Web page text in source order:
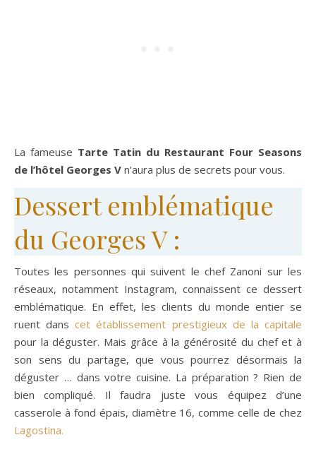
La fameuse Tarte Tatin du Restaurant Four Seasons
de l’hôtel Georges V n’aura plus de secrets pour vous.
Dessert emblématique
du Georges V :
Toutes les personnes qui suivent le chef Zanoni sur les
réseaux, notamment Instagram, connaissent ce dessert
emblématique. En effet, les clients du monde entier se
ruent danscet établissement prestigieux de la capitale
pour la déguster. Mais grâce à la générosité du chef et à
son sens du partage, que vous pourrez désormais la
déguster … dans votre cuisine. La préparation ? Rien de
bien compliqué. Il faudra juste vous équipez d’une
casserole à fond épais, diamètre 16, comme celle de chez
Lagostina.